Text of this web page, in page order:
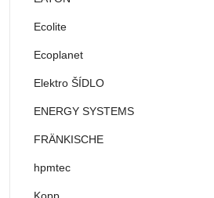
Ecolite
Ecoplanet
Elektro ŠÍDLO
ENERGY SYSTEMS
FRÄNKISCHE
hpmtec